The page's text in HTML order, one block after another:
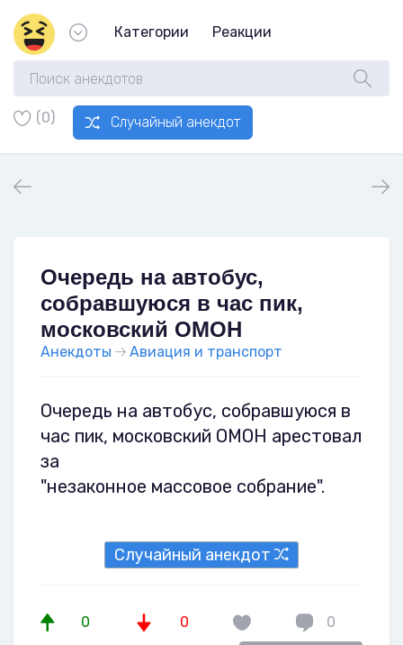
Категории Реакции
(0) Случайный анекдот
Очередь на автобус,
собравшуюся в час пик,
московский ОМОН
Анекдоты Авиация и транспорт
Очередь на автобус, собравшуюся в
час пик, московский ОМОН арестовал
за
"незаконное массовое собрание".
Случайный анекдот
0 0
0